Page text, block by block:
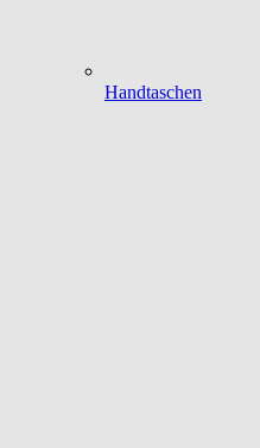
Handtaschen